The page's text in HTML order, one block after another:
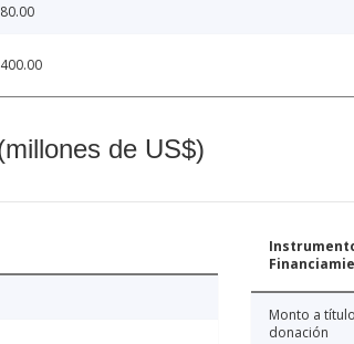
80.00
400.00
de US$)
Monto a
donación